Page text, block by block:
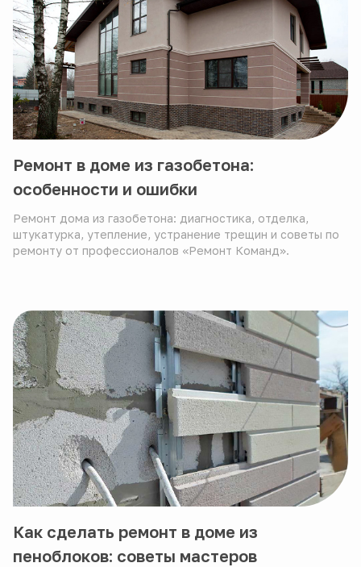
Ремонт в доме из газобетона:
особенности и ошибки
Ремонт дома из газобетона: диагностика, отделка,
штукатурка, утепление, устранение трещин и советы по
ремонту от профессионалов «Ремонт Команд».
Как сделать ремонт в доме из
пеноблоков: советы мастеров